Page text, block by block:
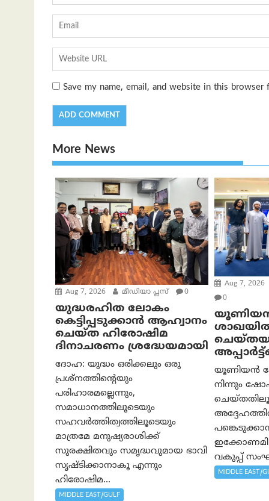
Save my name, email, and website in this
More News
Aug 7, 2026 മീഡിയാ പ്ലസ് 0
യുദ്ധരഹിത ലോകം
കെട്ടിപ്പടുക്കാന്‍ ആഹ്വാനം
ചെയ്ത ഹിരോഷിമ
ദിനാചരണം ശ്രദ്ധേയമായി
ദോഹ: യുദ്ധം ഒരിക്കലും ഒരു
പ്രശ്‌നത്തിന്റെയും
പരിഹാരമല്ലെന്നും,
സമാധാനത്തിലൂടെയും
സഹവര്‍ത്തിത്വത്തിലൂടെയും
മാത്രമേ മനുഷ്യരാശിക്ക്
സുരക്ഷിതവും സമൃദ്ധവുമായ ഭാവി
സൃഷ്ടിക്കാനാകൂ എന്നും
ഹിരോഷിമ...
MIDDLE EAST/GULF
Aug 7, 2026
0
യൂണിയൻ
നിന്നും
വകുപ്പ്
MIDDLE EAST/